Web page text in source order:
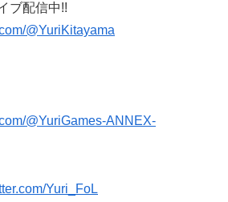
ブ配信中!!
@YuriKitayama
@YuriGames-ANNEX-
Yuri_FoL